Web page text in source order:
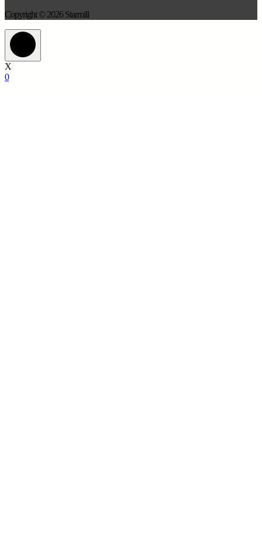
Copyright © 2026 Starmill
X
0